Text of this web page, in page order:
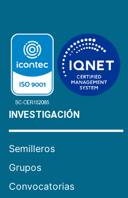
INVESTIGACIÓN
Semilleros
Grupos
Convocatorias